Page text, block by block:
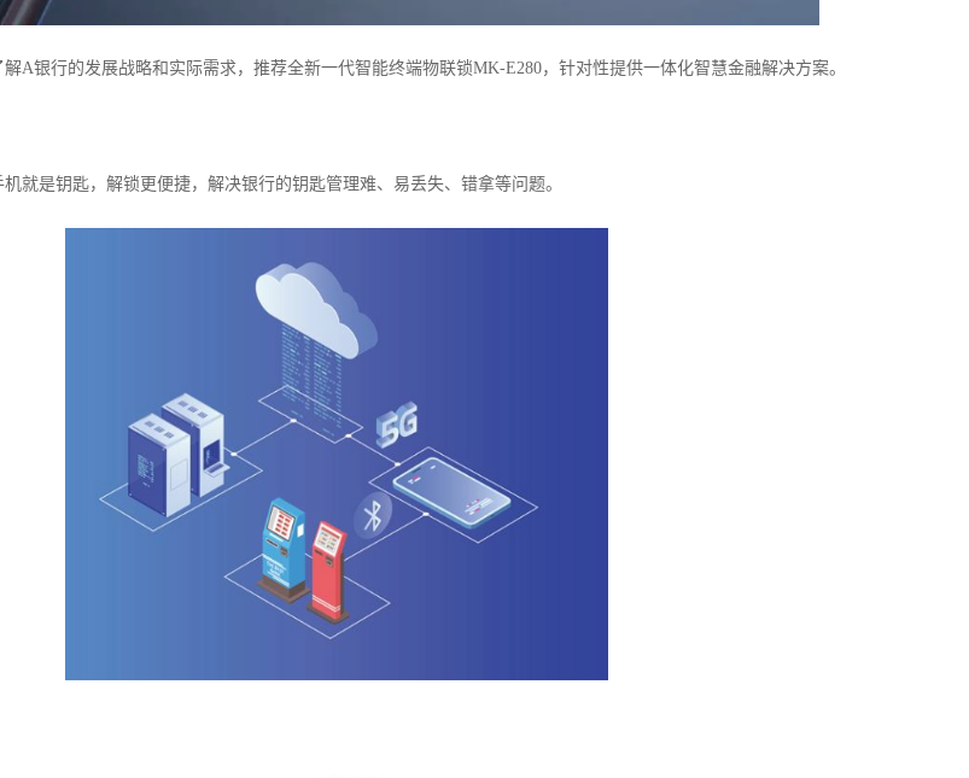
银行的发展战略和实际需求，推荐全新一代智能终端物联锁MK-E280，针对性提供一体化智慧金融解决方案。
是钥匙，解锁更便捷，解决银行的钥匙管理难、易丢失、错拿等问题。